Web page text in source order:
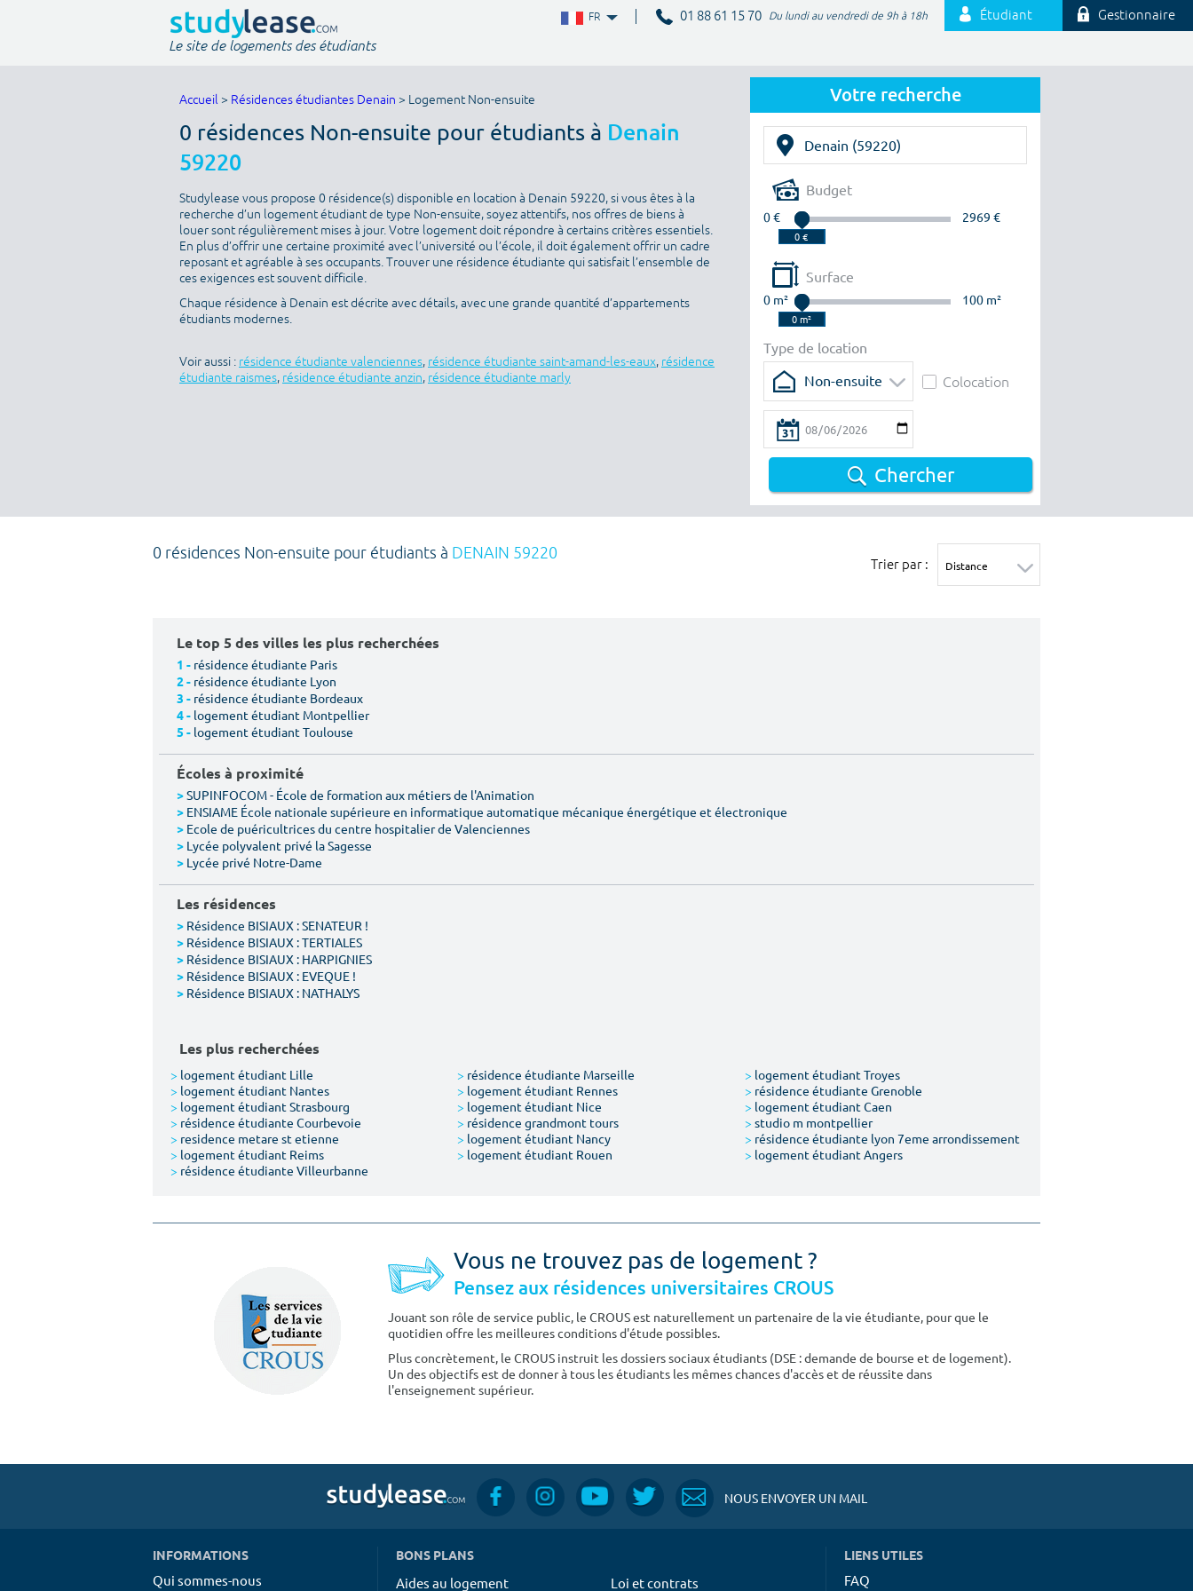
FR 01 88 61 15 70 Du lundi au vendredi de 9h à 18h Étudiant Gestionnaire
Le site de logements des étudiants
Votre recherche
Budget
0 € 2969 €
Surface
0 m² 100 m²
Type de location
Non-ensuite
Colocation
Chercher
Accueil > Résidences étudiantes Denain > Logement Non-ensuite
0 résidences Non-ensuite pour étudiants à Denain
59220
Studylease vous propose 0 résidence(s) disponible en location à Denain 59220, si vous êtes à la
recherche d’un logement étudiant de type Non-ensuite, soyez attentifs, nos offres de biens à
louer sont régulièrement mises à jour. Votre logement doit répondre à certains critères essentiels.
En plus d’offrir une certaine proximité avec l’université ou l’école, il doit également offrir un cadre
reposant et agréable à ses occupants. Trouver une résidence étudiante qui satisfait l’ensemble de
ces exigences est souvent difficile.
Chaque résidence à Denain est décrite avec détails, avec une grande quantité d’appartements
étudiants modernes.
Voir aussi : résidence étudiante valenciennes, résidence étudiante saint-amand-les-eaux, résidence
étudiante raismes, résidence étudiante anzin, résidence étudiante marly
0 résidences Non-ensuite pour étudiants à DENAIN 59220
Trier par :
Le top 5 des villes les plus recherchées
1 - résidence étudiante Paris
2 - résidence étudiante Lyon
3 - résidence étudiante Bordeaux
4 - logement étudiant Montpellier
5 - logement étudiant Toulouse
Écoles à proximité
>SUPINFOCOM - École de formation aux métiers de l'Animation
> ENSIAME École nationale supérieure en informatique automatique mécanique énergétique et électronique
> Ecole de puéricultrices du centre hospitalier de Valenciennes
> Lycée polyvalent privé la Sagesse
> Lycée privé Notre-Dame
Les résidences
> Résidence BISIAUX : SENATEUR !
> Résidence BISIAUX : TERTIALES
> Résidence BISIAUX : HARPIGNIES
> Résidence BISIAUX : EVEQUE !
> Résidence BISIAUX : NATHALYS
Les plus recherchées
> logement étudiant Lille > résidence étudiante Marseille > logement étudiant Troyes
> logement étudiant Nantes > logement étudiant Rennes > résidence étudiante Grenoble
> logement étudiant Strasbourg > logement étudiant Nice > logement étudiant Caen
> résidence étudiante Courbevoie > résidence grandmont tours > studio m montpellier
> residence metare st etienne > logement étudiant Nancy > résidence étudiante lyon 7eme arrondissement
> logement étudiant Reims > logement étudiant Rouen > logement étudiant Angers
> résidence étudiante Villeurbanne
Vous ne trouvez pas de logement ?
Pensez aux résidences universitaires CROUS
Jouant son rôle de service public, le CROUS est naturellement un partenaire de la vie étudiante, pour que le
quotidien offre les meilleures conditions d'étude possibles.
Plus concrètement, le CROUS instruit les dossiers sociaux étudiants (DSE : demande de bourse et de logement).
Un des objectifs est de donner à tous les étudiants les mêmes chances d'accès et de réussite dans
l'enseignement supérieur.
NOUS ENVOYER UN MAIL
INFORMATIONS
Qui sommes-nous
BONS PLANS
Aides au logement Loi et contrats
LIENS UTILES
FAQ